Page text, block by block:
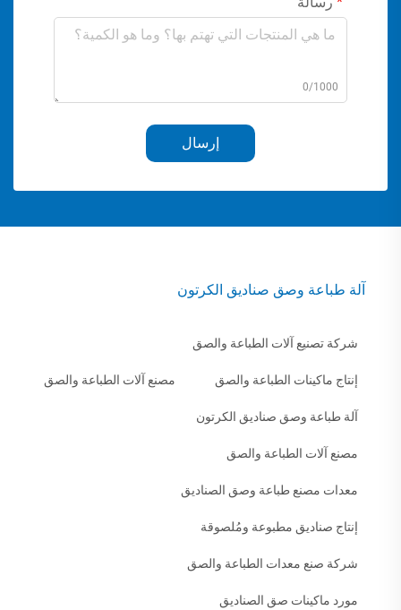
0/1000
إرسال
آلة طباعة وصق صناديق الكرتون
شركة تصنيع آلات الطباعة والصق
إنتاج ماكينات الطباعة والصق مصنع آلات الطباعة والصق
آلة طباعة وصق صناديق الكرتون
مصنع آلات الطباعة والصق
معدات مصنع طباعة وصق الصناديق
إنتاج صناديق مطبوعة ومُلصوقة
شركة صنع معدات الطباعة والصق
مورد ماكينات صق الصناديق